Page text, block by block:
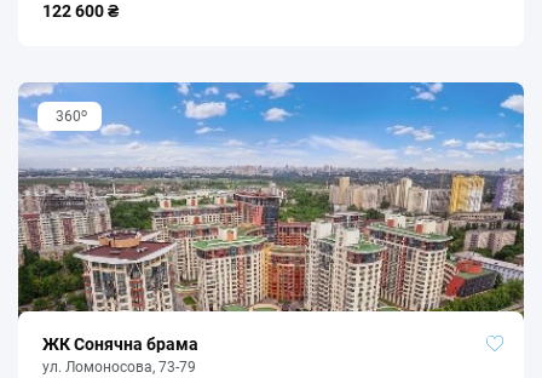
122 600 ₴
360o
ЖК Сонячна брама
ул. Ломоносова, 73-79